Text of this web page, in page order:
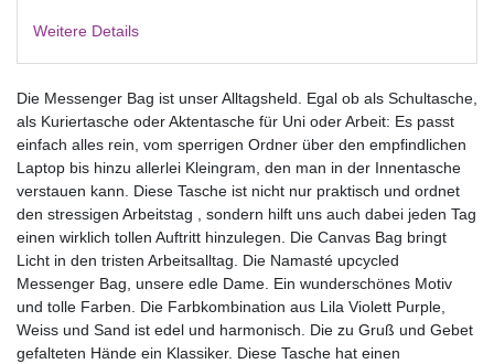
Weitere Details
Die Messenger Bag ist unser Alltagsheld. Egal ob als Schultasche,
als Kuriertasche oder Aktentasche für Uni oder Arbeit: Es passt
einfach alles rein, vom sperrigen Ordner über den empfindlichen
Laptop bis hinzu allerlei Kleingram, den man in der Innentasche
verstauen kann. Diese Tasche ist nicht nur praktisch und ordnet
den stressigen Arbeitstag , sondern hilft uns auch dabei jeden Tag
einen wirklich tollen Auftritt hinzulegen. Die Canvas Bag bringt
Licht in den tristen Arbeitsalltag. Die Namasté upcycled
Messenger Bag, unsere edle Dame. Ein wunderschönes Motiv
und tolle Farben. Die Farbkombination aus Lila Violett Purple,
Weiss und Sand ist edel und harmonisch. Die zu Gruß und Gebet
gefalteten Hände ein Klassiker. Diese Tasche hat einen